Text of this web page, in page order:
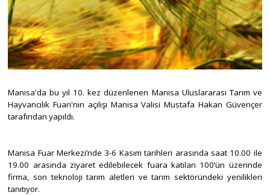
Manisa'da bu yıl 10. kez düzenlenen Manisa Uluslararası Tarım ve
Hayvancılık Fuarı'nın açılışı Manisa Valisi Mustafa Hakan Güvençer
tarafından yapıldı.
Manisa Fuar Merkezi’nde 3-6 Kasım tarihleri arasında saat 10.00 ile
19.00 arasında ziyaret edilebilecek fuara katılan 100’ün üzerinde
firma, son teknoloji tarım aletleri ve tarım sektöründeki yenilikleri
tanıtıyor.